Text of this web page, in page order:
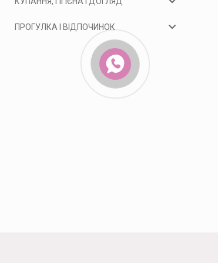
ПРОГУЛКА І ВІДПОЧИНОК